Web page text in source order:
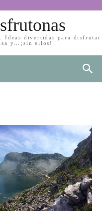
Ideas divertidas para disfrutar
y…¡sin ellos!